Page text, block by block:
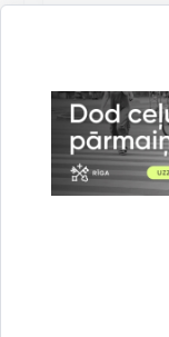
Rīgas
14.sēde
Sēdes darba
gada 19.